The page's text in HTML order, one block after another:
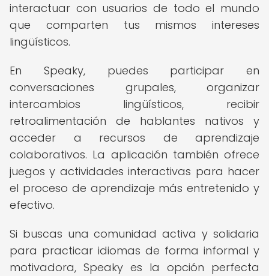
interactuar con usuarios de todo el mundo
que comparten tus mismos intereses
lingüísticos.
En Speaky, puedes participar en
conversaciones grupales, organizar
intercambios lingüísticos, recibir
retroalimentación de hablantes nativos y
acceder a recursos de aprendizaje
colaborativos. La aplicación también ofrece
juegos y actividades interactivas para hacer
el proceso de aprendizaje más entretenido y
efectivo.
Si buscas una comunidad activa y solidaria
para practicar idiomas de forma informal y
motivadora, Speaky es la opción perfecta